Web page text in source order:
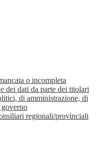
o incompleta
dei dati da parte dei titolari
di amministrazione, di
regionali/provinciali